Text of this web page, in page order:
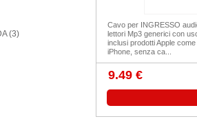
(3)
Cavo per INGRESSO
lettori Mp3 generici con
inclusi prodotti Apple come
iPhone, senza ca...
9.49 €